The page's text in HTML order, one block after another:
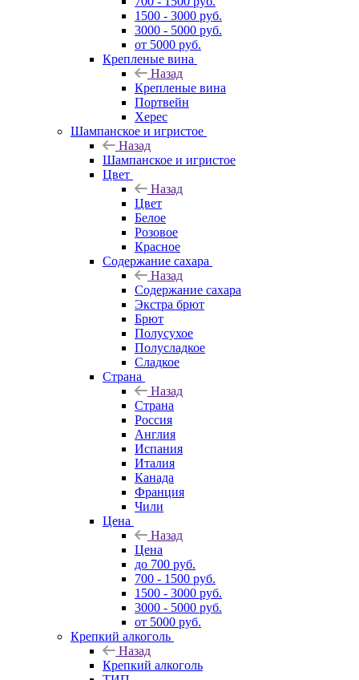
1500 - 3000 руб.
3000 - 5000 руб.
от 5000 руб.
Крепленые вина
Назад
Крепленые вина
Портвейн
Херес
Шампанское и игристое
Назад
Шампанское и игристое
Цвет
Назад
Цвет
Белое
Розовое
Красное
Содержание сахара
Назад
Содержание сахара
Экстра брют
Брют
Полусухое
Полусладкое
Сладкое
Страна
Назад
Страна
Россия
Англия
Испания
Италия
Канада
Франция
Чили
Цена
Назад
Цена
до 700 руб.
700 - 1500 руб.
1500 - 3000 руб.
3000 - 5000 руб.
от 5000 руб.
Крепкий алкоголь
Назад
Крепкий алкоголь